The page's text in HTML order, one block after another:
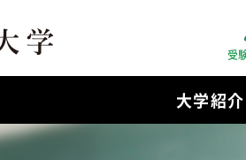
受
大学紹介